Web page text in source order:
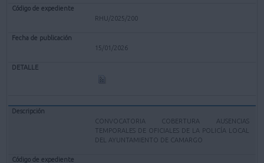
RHU/2025/200
15/01/2026
CONVOCATORIA COBERTURA AUSENCIAS
TEMPORALES DE OFICIALES DE LA POLICÍA LOCAL
DEL AYUNTAMIENTO DE CAMARGO